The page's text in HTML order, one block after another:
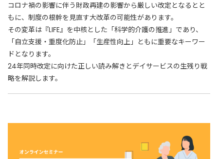
コロナ禍の影響に伴う財政再建の影響から厳しい改定となるとと
もに、制度の根幹を見直す大改革の可能性があります。
その変革は『LIFE』を中核とした「科学的介護の推進」であり、
「自立支援・重度化防止」「生産性向上」ともに重要なキーワー
ドとなります。
24年同時改定に向けた正しい読み解きとデイサービスの生残り戦
略を解説します。